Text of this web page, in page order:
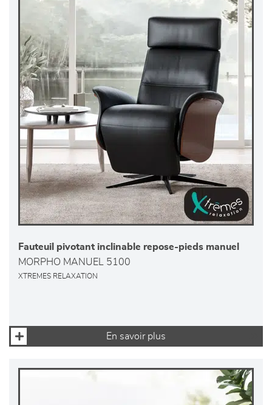
Fauteuil pivotant inclinable repose-pieds manuel
MORPHO MANUEL 5100
XTREMES RELAXATION
En savoir plus